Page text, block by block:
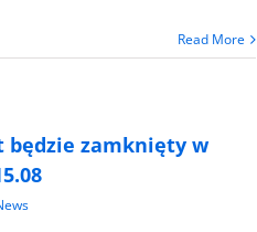
Read More
będzie zamknięty w